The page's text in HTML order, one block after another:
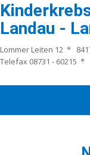
Landau -
Lommer Leiten 12 *
Telefax 08731 - 60215 *